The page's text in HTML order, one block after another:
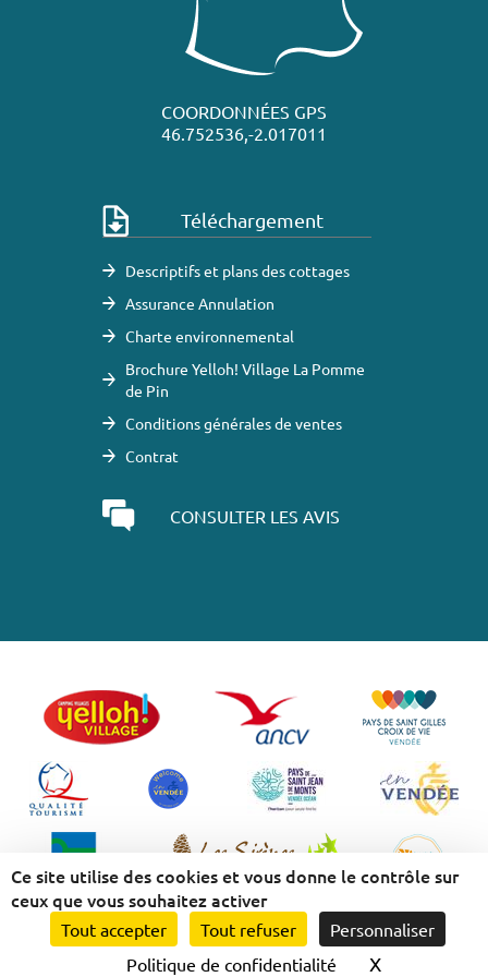
Ce site utilise des cookies et vous donne le contrôle sur
ceux que vous souhaitez activer
Tout accepter Tout refuser
Personnaliser
Politique de confidentialité
XMasquer le
COORDONNÉES GPS
46.752536,-2.017011
Téléchargement
Descriptifs et plans des cottages
Assurance Annulation
Charte environnemental
Brochure Yelloh! Village La Pomme
de Pin
Conditions générales de ventes
Contrat
CONSULTER LES AVIS
Mentions légales-Politique de confidentialité- Plan du site-Nos flux RSS
Création et référencement Site internet E-comouest